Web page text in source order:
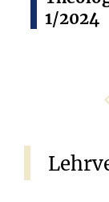
1/2024